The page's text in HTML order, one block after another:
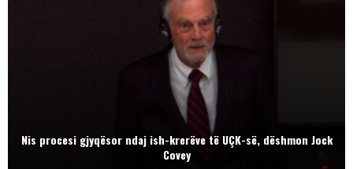
Nis procesi gjyqësor ndaj ish-krerëve të UÇK-së, dëshmon Jock
Covey